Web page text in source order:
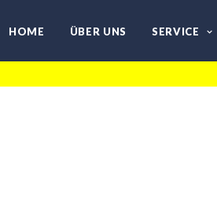
HOME ÜBER UNS SERVICE